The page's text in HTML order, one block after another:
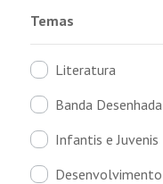
Temas
Literatura
Banda Desenhada
Infantis e Juvenis